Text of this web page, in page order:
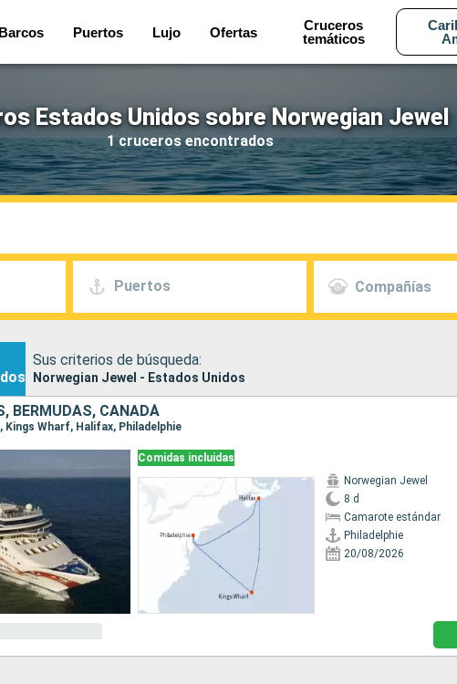
Barcos Puertos Lujo Ofertas
Cruceros
temáticos
Estados Unidos sobre Norwegian Jewel
1 cruceros encontrados
Puertos Compañías
Sus criterios de búsqueda:
Norwegian Jewel - Estados Unidos
BERMUDAS, CANADÁ
Kings Wharf, Halifax, Philadelphie
Comidas incluidas
Norwegian Jewel
8 d
Camarote estándar
Philadelphie
20/08/2026